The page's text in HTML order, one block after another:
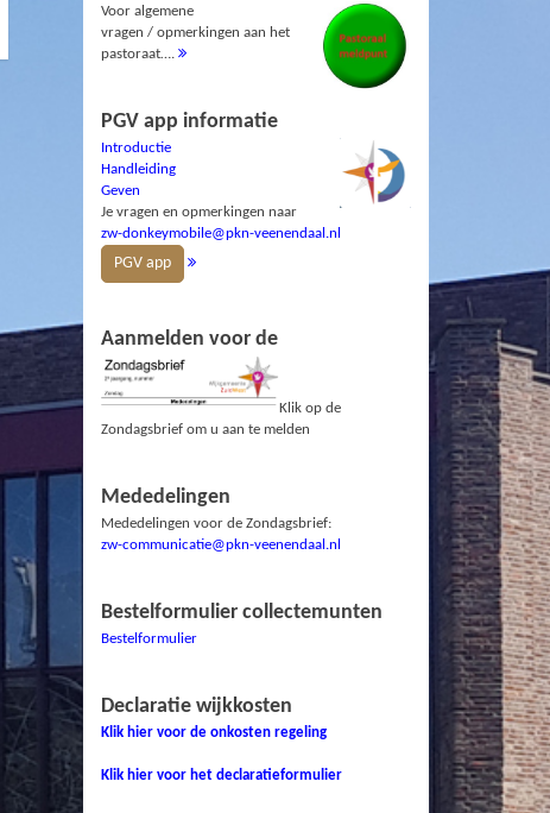
Voor algemene
vragen / opmerkingen aan het
pastoraat….
PGV app informatie
Introductie
Handleiding
Geven
Je vragen en opmerkingen naar
zw-donkeymobile@pkn-veenendaal.nl
PGV app
Aanmelden voor de
Klik op de
Zondagsbrief om u aan te melden
Mededelingen
Mededelingen voor de Zondagsbrief:
zw-communicatie@pkn-veenendaal.nl
Bestelformulier collectemunten
Bestelformulier
Declaratie wijkkosten
Klik hier voor de onkosten regeling
Klik hier voor het declaratieformulier